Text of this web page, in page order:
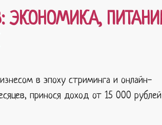
в эпоху стриминга и онлайн-
принося доход от 15 000